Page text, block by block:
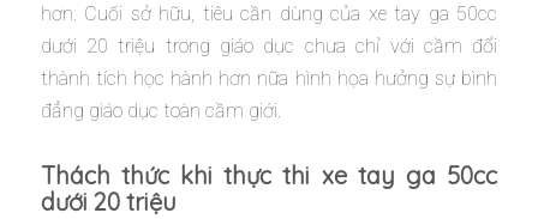
hơn. Cuối sở hữu, tiêu cần dùng của xe tay ga 50cc
dưới 20 triệu trong giáo dục chưa chỉ với cầm đổi
thành tích học hành hơn nữa hình họa hưởng sự bình
đẳng giáo dục toàn cầm giới.
Thách thức khi thực thi xe tay ga 50cc
dưới 20 triệu